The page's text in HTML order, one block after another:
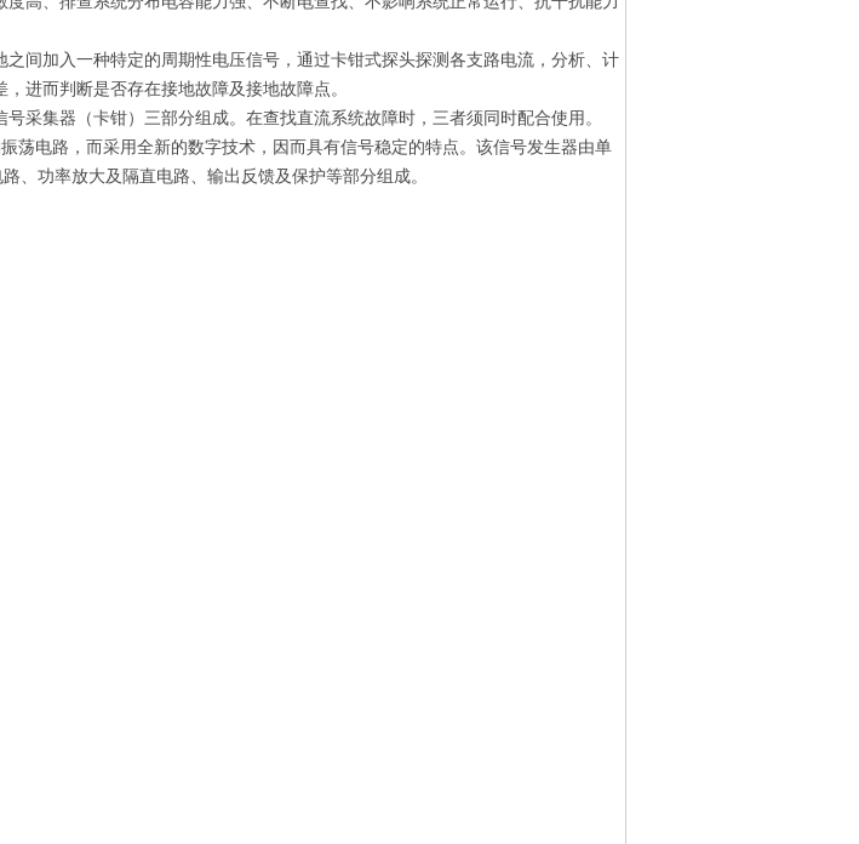
间加入一种特定的周期性电压信号，通过卡钳式探头探测各支路电流，分析、计
进而判断是否存在接地故障及接地故障点。
采集器（卡钳）三部分组成。在查找直流系统故障时，三者须同时配合使用。
荡电路，而采用全新的数字技术，因而具有信号稳定的特点。该信号发生器由单
、功率放大及隔直电路、输出反馈及保护等部分组成。